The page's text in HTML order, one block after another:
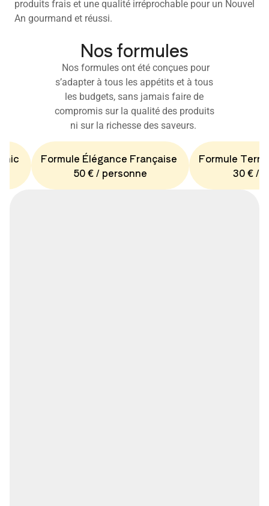
produits frais et une qualité irréprochable pour un Nouvel
An gourmand et réussi.
Nos formules
Nos formules ont été conçues pour
s’adapter à tous les appétits et à tous
les budgets, sans jamais faire de
compromis sur la qualité des produits
ni sur la richesse des saveurs.
Formule Élégance Française
50 € / personne
Formule
30 € /